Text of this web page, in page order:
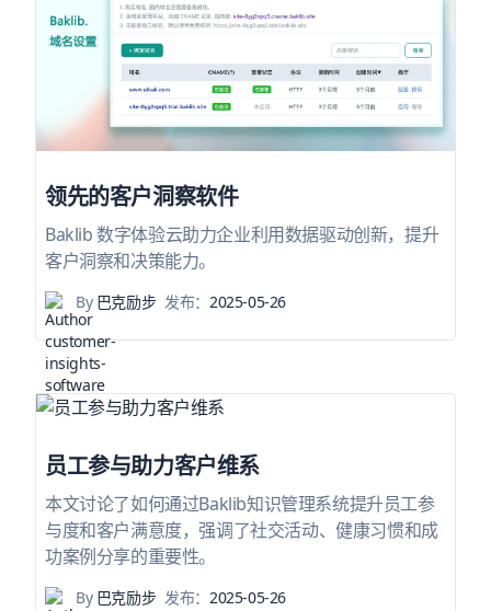
领先的客户洞察软件
Baklib 数字体验云助力企业利用数据驱动创新，提升
客户洞察和决策能力。
By巴克励步 发布：2025-05-26
员工参与助力客户维系
本文讨论了如何通过Baklib知识管理系统提升员工参
与度和客户满意度，强调了社交活动、健康习惯和成
功案例分享的重要性。
By巴克励步 发布：2025-05-26